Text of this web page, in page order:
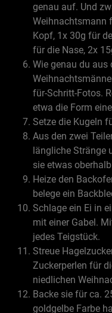
genau auf. Und
Weihnachtsmann
Kopf, 1x 30g für
für die Nase, 2x
Wie genau du aus
für-Schritt-Fotos.
etwa die Form
Setze die Kugeln
Aus den zwei
längliche Stränge
sie etwas
Heize den
belege ein
Schlage ein Ei in
mit einer Gabel.
jedes Teigstück.
Streue
Zuckerperlen für
niedlichen
Backe sie für ca.
goldgelbe Farbe